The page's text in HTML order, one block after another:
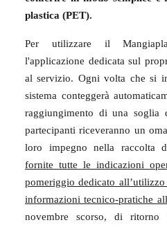
plastica (PET).
Per utilizzare il
l'applicazione dedicata sul
al servizio. Ogni volta che si
sistema conteggerà
raggiungimento di una soglia
partecipanti riceveranno un
loro impegno nella raccolta
fornite tutte le indicazioni
pomeriggio dedicato
informazioni tecnico-pratiche
novembre scorso, di